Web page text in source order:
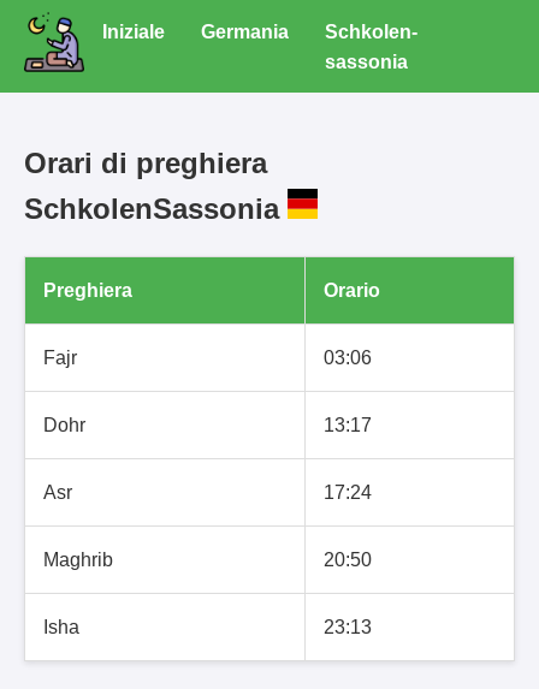
Iniziale Germania
Schkolen-
sassonia
Orari di preghiera
SchkolenSassonia
Preghiera Orario
Fajr 03:06
Dohr 13:17
Asr 17:24
Maghrib 20:50
Isha 23:13